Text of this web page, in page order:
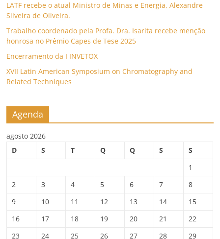
LATF recebe o atual Ministro de Minas e Energia, Alexandre
Silveira de Oliveira.
Trabalho coordenado pela Profa. Dra. Isarita recebe menção
honrosa no Prêmio Capes de Tese 2025
Encerramento da I INVETOX
XVII Latin American Symposium on Chromatography and
Related Techniques
Agenda
agosto 2026
D
S T Q Q S
S
1
2
3 4 5 6 7
8
9
10 11 12 13 14
15
16
17 18 19 20 21
22
23
24 25 26 27 28 29